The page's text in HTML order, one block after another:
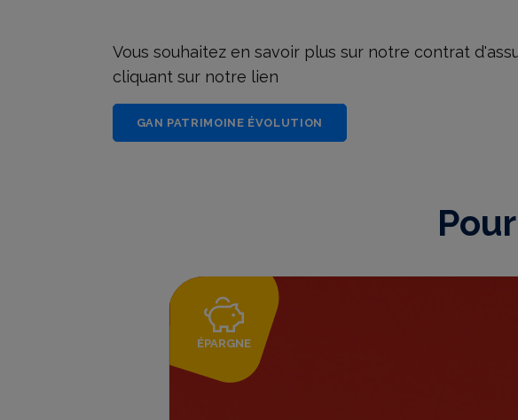
Vous souhaitez en savoir plus sur notre contrat
cliquant sur notre lien
GAN PATRIMOINE ÉVOLUTION
ÉPARGNE